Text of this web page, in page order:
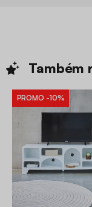
Também
PROMO -10%